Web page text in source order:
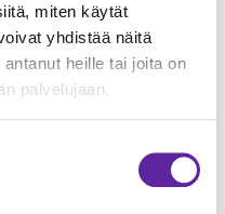
miten käytät
yhdistää näitä
heille tai joita on
palvelujaan.